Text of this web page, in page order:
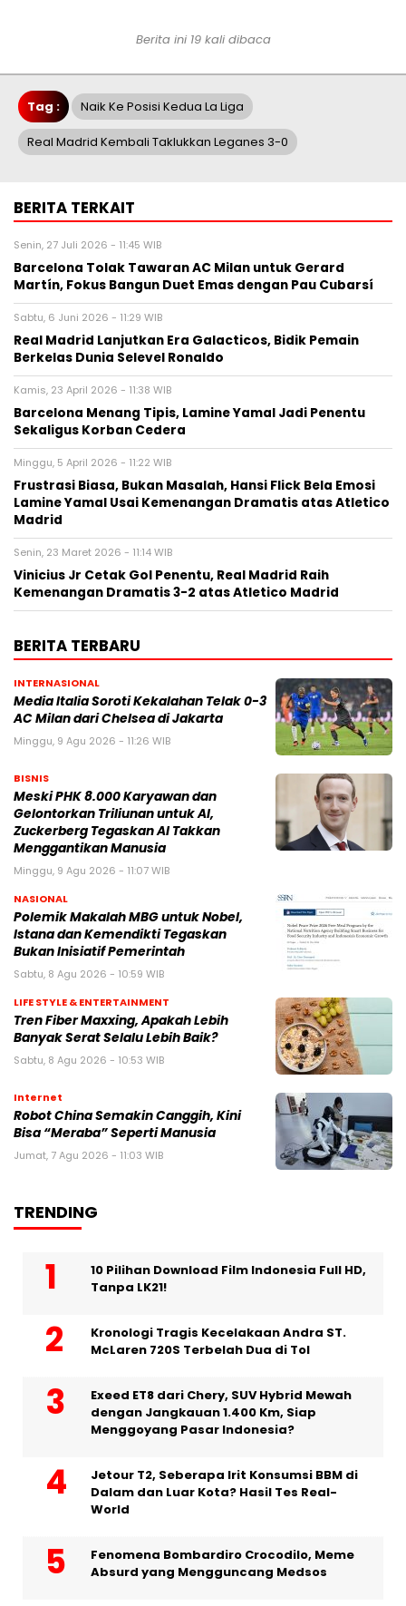
Berita ini 19 kali dibaca
Tag : Naik Ke Posisi Kedua La Liga
Real Madrid Kembali Taklukkan Leganes 3-0
BERITA TERKAIT
Senin, 27 Juli 2026 - 11:45 WIB
Barcelona Tolak Tawaran AC Milan untuk Gerard
Martín, Fokus Bangun Duet Emas dengan Pau Cubarsí
Sabtu, 6 Juni 2026 - 11:29 WIB
Real Madrid Lanjutkan Era Galacticos, Bidik Pemain
Berkelas Dunia Selevel Ronaldo
Kamis, 23 April 2026 - 11:38 WIB
Barcelona Menang Tipis, Lamine Yamal Jadi Penentu
Sekaligus Korban Cedera
Minggu, 5 April 2026 - 11:22 WIB
Frustrasi Biasa, Bukan Masalah, Hansi Flick Bela Emosi
Lamine Yamal Usai Kemenangan Dramatis atas Atletico
Madrid
Senin, 23 Maret 2026 - 11:14 WIB
Vinicius Jr Cetak Gol Penentu, Real Madrid Raih
Kemenangan Dramatis 3-2 atas Atletico Madrid
BERITA TERBARU
INTERNASIONAL
Media Italia Soroti Kekalahan Telak 0-3
AC Milan dari Chelsea di Jakarta
Minggu, 9 Agu 2026 - 11:26 WIB
BISNIS
Meski PHK 8.000 Karyawan dan
Gelontorkan Triliunan untuk AI,
Zuckerberg Tegaskan AI Takkan
Menggantikan Manusia
Minggu, 9 Agu 2026 - 11:07 WIB
NASIONAL
Polemik Makalah MBG untuk Nobel,
Istana dan Kemendikti Tegaskan
Bukan Inisiatif Pemerintah
Sabtu, 8 Agu 2026 - 10:59 WIB
LIFE STYLE & ENTERTAINMENT
Tren Fiber Maxxing, Apakah Lebih
Banyak Serat Selalu Lebih Baik?
Sabtu, 8 Agu 2026 - 10:53 WIB
Internet
Robot China Semakin Canggih, Kini
Bisa “Meraba” Seperti Manusia
Jumat, 7 Agu 2026 - 11:03 WIB
TRENDING
10 Pilihan Download Film Indonesia Full HD,
Tanpa LK21!
Kronologi Tragis Kecelakaan Andra ST.
McLaren 720S Terbelah Dua di Tol
Exeed ET8 dari Chery, SUV Hybrid Mewah
dengan Jangkauan 1.400 Km, Siap
Menggoyang Pasar Indonesia?
Jetour T2, Seberapa Irit Konsumsi BBM di
Dalam dan Luar Kota? Hasil Tes Real-
World
Fenomena Bombardiro Crocodilo, Meme
Absurd yang Mengguncang Medsos